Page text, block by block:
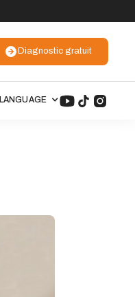
Diagnostic gratuit
LANGUAGE